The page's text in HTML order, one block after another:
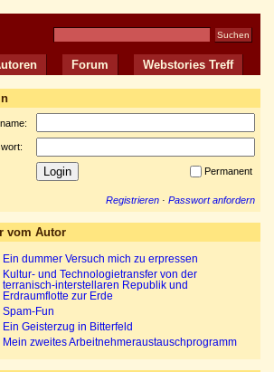
Forum Webstories Treff
Permanent
Registrieren · Passwort anfordern
vom Autor
Ein dummer Versuch mich zu erpressen
Kultur- und Technologietransfer von der
terranisch-interstellaren Republik und
Erdraumflotte zur Erde
Spam-Fun
Ein Geisterzug in Bitterfeld
Mein zweites Arbeitnehmeraustauschprogramm